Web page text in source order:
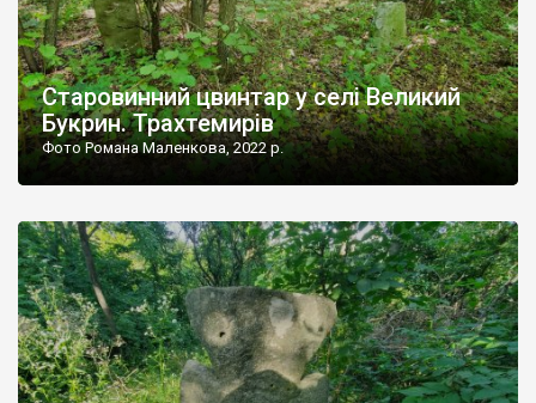
Старовинний цвинтар у селі Великий
Букрин. Трахтемирів
Фото Романа Маленкова, 2022 р.